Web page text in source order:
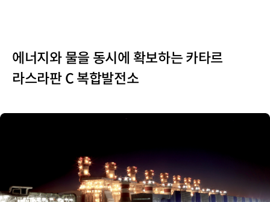
에너지와 물을 동시에 확보하는 카타르
라스라판 C 복합발전소